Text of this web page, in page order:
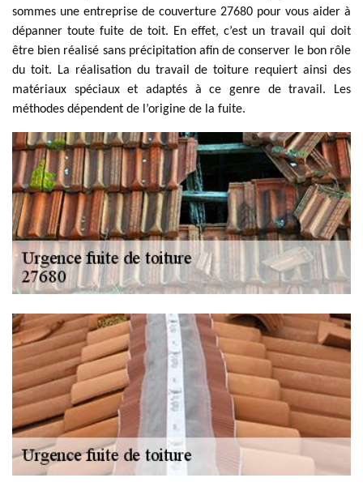
sommes une entreprise de couverture 27680 pour vous aider à
dépanner toute fuite de toit. En effet, c’est un travail qui doit
être bien réalisé sans précipitation afin de conserver le bon rôle
du toit. La réalisation du travail de toiture requiert ainsi des
matériaux spéciaux et adaptés à ce genre de travail. Les
méthodes dépendent de l’origine de la fuite.